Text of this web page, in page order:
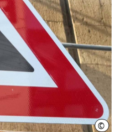
© Hannover.de